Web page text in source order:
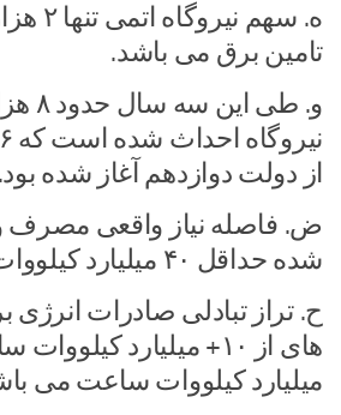
ه. سهم
تامین برق می باشد.
و. طی
از دولت دوازدهم آغاز شده بود.
ض. فاصله نیاز واقعی مصرف
شده حداقل ۴۰ میلیارد کیلووات ساعت است.
ح. تراز تبادلی صادرات
میلیارد کیلووات ساعت می